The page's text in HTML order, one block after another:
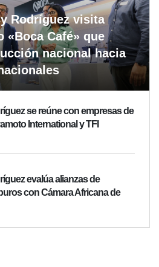
Rodríguez visita
«Boca Café» que
nacional hacia
se reúne con empresas de
International y TFI
evalúa alianzas de
con Cámara Africana de